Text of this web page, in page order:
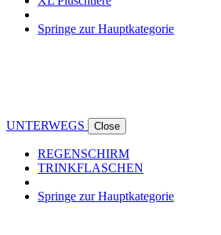
Springe zur Hauptkategorie
UNTERWEGS Close
REGENSCHIRM
TRINKFLASCHEN
Springe zur Hauptkategorie